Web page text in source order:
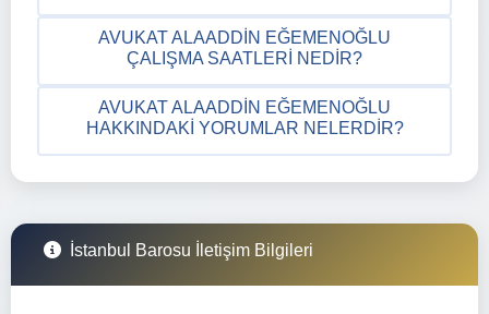
AVUKAT ALAADDIN EĞEMENOĞLU
ÇALIŞMA SAATLERI NEDIR?
AVUKAT ALAADDIN EĞEMENOĞLU
HAKKINDAKI YORUMLAR NELERDIR?
İstanbul Barosu İletişim Bilgileri